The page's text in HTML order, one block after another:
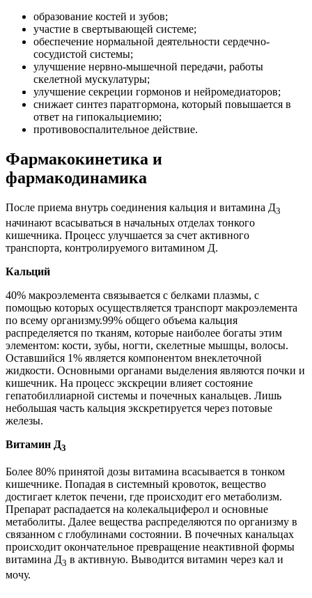
образование костей и зубов;
участие в свертывающей системе;
обеспечение нормальной деятельности сердечно-
сосудистой системы;
улучшение нервно-мышечной передачи, работы
скелетной мускулатуры;
улучшение секреции гормонов и нейромедиаторов;
снижает синтез паратгормона, который повышается в
ответ на гипокальциемию;
противовоспалительное действие.
Фармакокинетика и
фармакодинамика
После приема внутрь соединения кальция и витамина Д3
начинают всасываться в начальных отделах тонкого
кишечника. Процесс улучшается за счет активного
транспорта, контролируемого витамином Д.
Кальций
40% макроэлемента связывается с белками плазмы, с
помощью которых осуществляется транспорт макроэлемента
по всему организму.99% общего объема кальция
распределяется по тканям, которые наиболее богаты этим
элементом: кости, зубы, ногти, скелетные мышцы, волосы.
Оставшийся 1% является компонентом внеклеточной
жидкости. Основными органами выделения являются почки и
кишечник. На процесс экскреции влияет состояние
гепатобиллиарной системы и почечных канальцев. Лишь
небольшая часть кальция экскретируется через потовые
железы.
Витамин Д3
Более 80% принятой дозы витамина всасывается в тонком
кишечнике. Попадая в системный кровоток, вещество
достигает клеток печени, где происходит его метаболизм.
Препарат распадается на колекальциферол и основные
метаболиты. Далее вещества распределяются по организму в
связанном с глобулинами состоянии. В почечных канальцах
происходит окончательное превращение неактивной формы
витамина Д3 в активную. Выводится витамин через кал и
мочу.